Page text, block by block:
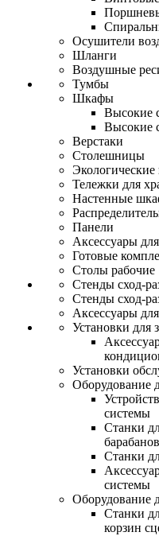
Осушители
Шланги
Воздушные
Тумбы
Шкафы
Высокие
Высокие
Верстаки
Столешницы
Тележки для
Настенные
Панели
Аксессуары
Готовые
Столы рабочие
Стенды сход-
Стенды сход-
Аксессуары
Установки для
Установки
Оборудование
системы
Станки
барабанов
Станки
системы
Оборудование
Станки
корзин